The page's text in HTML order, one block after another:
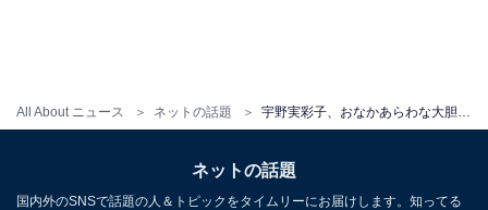
All About ニュース ネットの話題
ネットの話題
国内外のSNSで話題の人＆トピックをタイムリーにお届けします。知ってる